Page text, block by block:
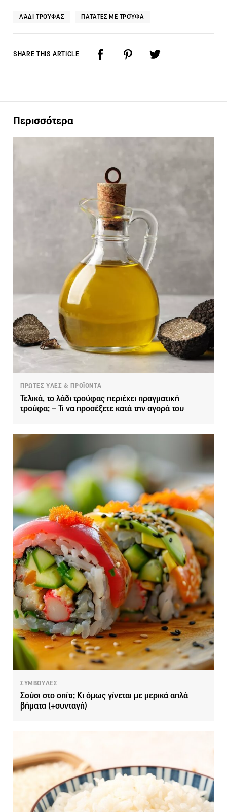
ΛΆΔΙ ΤΡΟΎΦΑΣ ΠΑΤΆΤΕΣ ΜΕ ΤΡΟΎΦΑ
SHARE THIS ARTICLE
Περισσότερα
ΠΡΩΤΕΣ ΥΛΕΣ & ΠΡΟΪΟΝΤΑ
Τελικά, το λάδι τρούφας περιέχει πραγματική
τρούφα; – Τι να προσέξετε κατά την αγορά του
ΣΥΜΒΟΥΛΕΣ
Σούσι στο σπίτι; Κι όμως γίνεται με μερικά απλά
βήματα (+συνταγή)